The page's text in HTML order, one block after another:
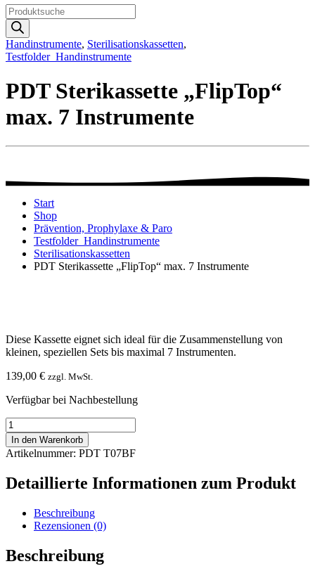
Products
search
Handinstrumente, Sterilisationskassetten,
Testfolder_Handinstrumente
PDT Sterikassette „FlipTop“
max. 7 Instrumente
Start
Shop
Prävention, Prophylaxe & Paro
Testfolder_Handinstrumente
Sterilisationskassetten
PDT Sterikassette „FlipTop“ max. 7 Instrumente
Diese Kassette eignet sich ideal für die Zusammenstellung von
kleinen, speziellen Sets bis maximal 7 Instrumenten.
139,00 € zzgl. MwSt.
Verfügbar bei Nachbestellung
PDT
Sterikassette
"FlipTop"
max.
Instrumente
In den Warenkorb
Artikelnummer: PDT T07BF
Detaillierte Informationen zum Produkt
Beschreibung
Rezensionen (0)
Beschreibung